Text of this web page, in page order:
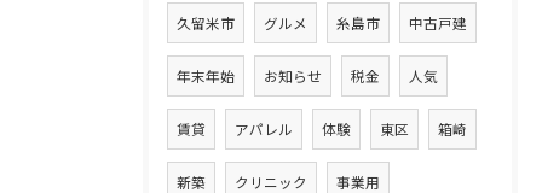
久留米市 グルメ 糸島市 中古戸建
年末年始 お知らせ 税金 人気
賃貸 アパレル 体験 東区 箱崎
新築 クリニック 事業用